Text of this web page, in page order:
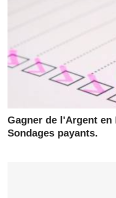
Gagner de l'Argent en
Sondages payants.